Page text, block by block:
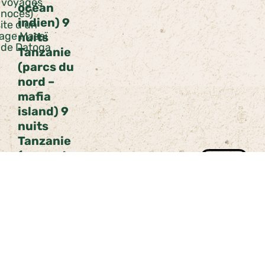
d’un
Masaï
Datoga
océan
indien) 9
nuits
Tanzanie
(parcs du
nord –
mafia
island) 9
nuits
Tanzanie
(parcs du